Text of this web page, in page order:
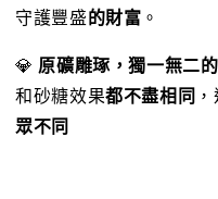
守護豐盛的財富 。
💎 原礦雕琢，獨一無二
和砂糖效果都不盡相同
眾不同